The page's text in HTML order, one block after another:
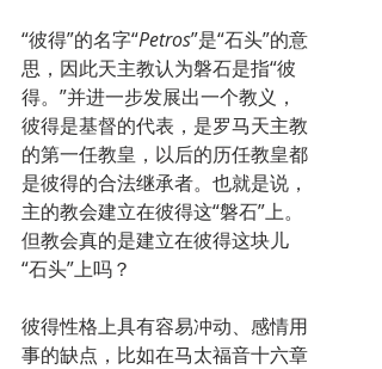
“彼得”的名字“Petros”是“石头”的意
思，因此天主教认为磐石是指“彼
得。”并进一步发展出一个教义，
彼得是基督的代表，是罗马天主教
的第一任教皇，以后的历任教皇都
是彼得的合法继承者。也就是说，
主的教会建立在彼得这“磐石”上。
但教会真的是建立在彼得这块儿
“石头”上吗？
彼得性格上具有容易冲动、感情用
事的缺点，比如在马太福音十六章